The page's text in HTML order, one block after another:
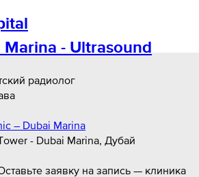
- Ultrasound
радиолог
– Dubai Marina
- Dubai Marina, Дубай
заявку на запись — клиника